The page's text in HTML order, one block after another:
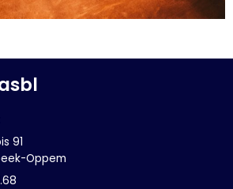
91
Oppem